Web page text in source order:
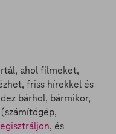
ahol filmeket,
friss hírekkel és
bárhol, bármikor,
, és